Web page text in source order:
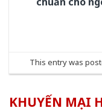
This entry was
KHUYẾN MẠI